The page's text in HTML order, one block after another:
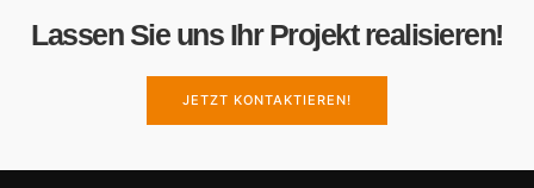
Lassen Sie uns Ihr Projekt realisieren!
JETZT KONTAKTIEREN!